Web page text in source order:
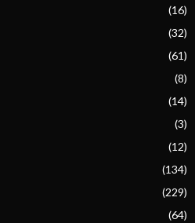
(16)
(32)
(61)
(8)
(14)
(3)
(12)
(134)
(229)
(64)